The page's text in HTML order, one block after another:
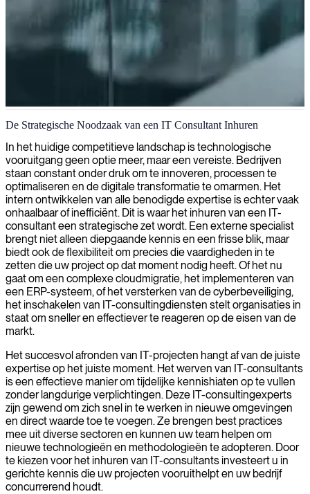
IT-consultancydiensten in Londen
Wij leveren eersteklas IT-adviesdiensten aan Londense bedrijven,
die u helpen uw digitale infrastructuur en strategische mogelijkheden
te verbeteren met onze deskundige consultants op locatie.
De Strategische Noodzaak van een IT Consultant Inhuren
In het huidige competitieve landschap is technologische
vooruitgang geen optie meer, maar een vereiste. Bedrijven
staan constant onder druk om te innoveren, processen te
optimaliseren en de digitale transformatie te omarmen. Het
intern ontwikkelen van alle benodigde expertise is echter vaak
onhaalbaar of inefficiënt. Dit is waar het inhuren van een IT-
consultant een strategische zet wordt. Een externe specialist
brengt niet alleen diepgaande kennis en een frisse blik, maar
biedt ook de flexibiliteit om precies die vaardigheden in te
zetten die uw project op dat moment nodig heeft. Of het nu
gaat om een complexe cloudmigratie, het implementeren van
een ERP-systeem, of het versterken van de cyberbeveiliging,
het inschakelen van IT-consultingdiensten stelt organisaties in
staat om sneller en effectiever te reageren op de eisen van de
markt.
Het succesvol afronden van IT-projecten hangt af van de juiste
expertise op het juiste moment. Het werven van IT-consultants
is een effectieve manier om tijdelijke kennishiaten op te vullen
zonder langdurige verplichtingen. Deze IT-consultingexperts
zijn gewend om zich snel in te werken in nieuwe omgevingen
en direct waarde toe te voegen. Ze brengen best practices
mee uit diverse sectoren en kunnen uw team helpen om
nieuwe technologieën en methodologieën te adopteren. Door
te kiezen voor het inhuren van IT-consultants investeert u in
gerichte kennis die uw projecten vooruithelpt en uw bedrijf
concurrerend houdt.